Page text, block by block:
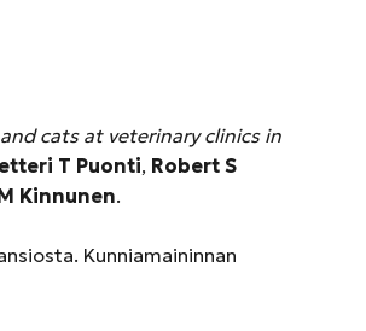
cats at veterinary clinics in
T Puonti, Robert S
Kinnunen.
Kunniamaininnan